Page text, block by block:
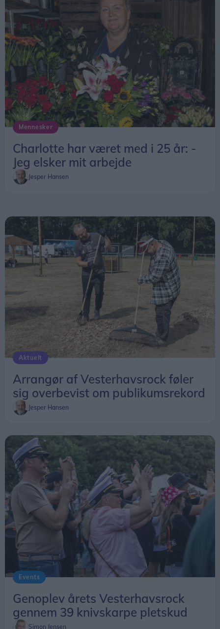
Mennesker
Charlotte har været med i 25 år: -
Jeg elsker mit arbejde
Jesper Hansen
Aktuelt
Arrangør af Vesterhavsrock føler
sig overbevist om publikumsrekord
Jesper Hansen
Events
Genoplev årets Vesterhavsrock
gennem 39 knivskarpe pletskud
Simon Jensen